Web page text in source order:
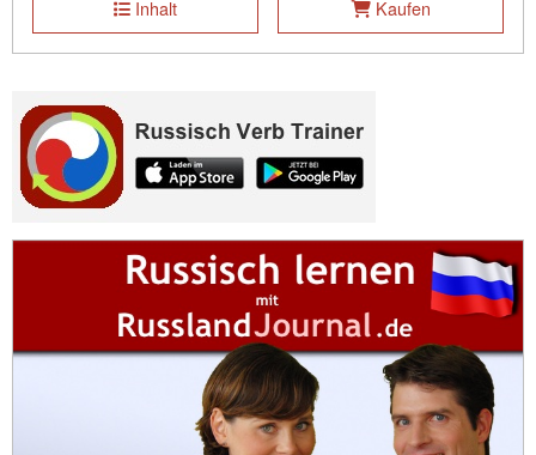
Inhalt Kaufen